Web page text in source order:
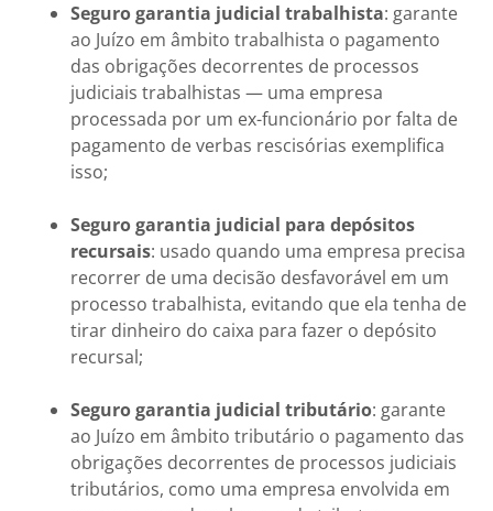
Seguro garantia judicial trabalhista: garante
ao Juízo em âmbito trabalhista o pagamento
das obrigações decorrentes de processos
judiciais trabalhistas — uma empresa
processada por um ex-funcionário por falta de
pagamento de verbas rescisórias exemplifica
isso;
Seguro garantia judicial para depósitos
recursais: usado quando uma empresa precisa
recorrer de uma decisão desfavorável em um
processo trabalhista, evitando que ela tenha de
tirar dinheiro do caixa para fazer o depósito
recursal;
Seguro garantia judicial tributário: garante
ao Juízo em âmbito tributário o pagamento das
obrigações decorrentes de processos judiciais
tributários, como uma empresa envolvida em